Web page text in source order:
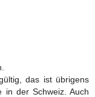
das ist übrigens
in der Schweiz. Auch